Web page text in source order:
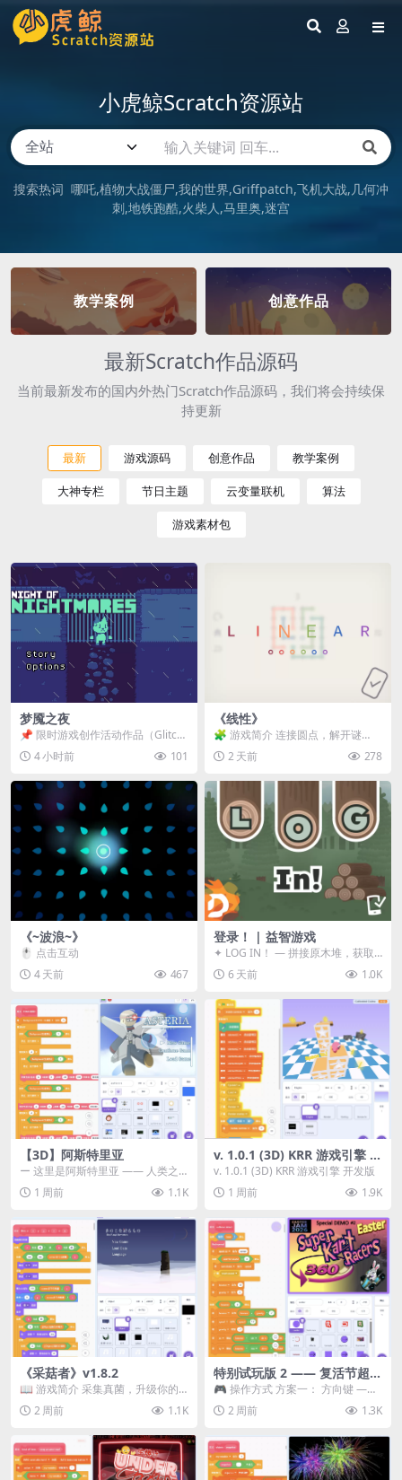
小虎鲸Scratch资源站
搜索热词 哪吒 植物大战僵尸 我的世界 Griffpatch 飞机大战 几何冲
刺 地铁跑酷 火柴人 马里奥 迷宫
教学案例 创意作品
最新Scratch作品源码
当前最新发布的国内外热门Scratch作品源码，我们将会持续保
持更新
最新 游戏源码 创意作品 教学案例
大神专栏 节日主题 云变量联机 算法
游戏素材包
梦魇之夜
📌 限时游戏创作活动作品（Glitch
Game Jam） 📖 故事背景 怪物四...
4 小时前 101
《线性》
🧩 游戏简介 连接圆点，解开谜
题。 ⚠️ 重要提示 所有关卡均可通
关，请确保使用...
2 天前 278
《~波浪~》
🖱️ 点击互动
4 天前
467
登录！ | 益智游戏
✦ LOG IN！ — 拼接原木堆，获取
分数！ ᑕ☲◎ ᑕ☲◎ ᑕ☲◎ ᑕ☲◎ ...
6 天前 1.0K
【3D】阿斯特里亚
ー 这里是阿斯特里亚 —— 人类之
罪与未来希望交汇之地 📖 游戏简
介 《阿斯特里...
1 周前 1.1K
v. 1.0.1 (3D) KRR 游戏引擎 开
发版
v. 1.0.1 (3D) KRR 游戏引擎 开发版
1 周前
1.9K
《采菇者》v1.8.2
📖 游戏简介 采集真菌，升级你的
机体，并前往未知领域探索。 这是
一款静谧的探索冒...
2 周前 1.1K
特别试玩版 2 —— 复活节超级
卡丁车赛
🎮 操作方式 方案一： 方向键 ——
移动 Z —— 跳跃 / 漂移 方案二： ...
2 周前 1.3K